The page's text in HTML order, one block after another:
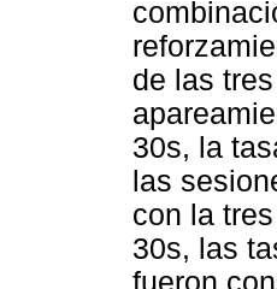
de las
30s, la
las
con la
30s, las